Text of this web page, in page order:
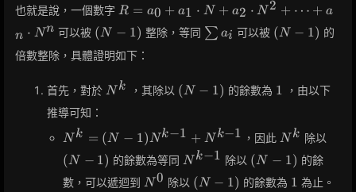
a_2
\cdot
10^2
+
+ a_n
10^n
也就是說，一個數字 R =
a_0 +
a_1
\cdot
a_2
\cdots
+ a_n
\cdot
N^n
R = a0 + a1 ⋅ N + a2 ⋅ N 2 + ⋯ + a
n ⋅ Nn 可以被 (N-
(N − 1) 整除，等同 \sum
a_i
∑ ai 可以被 (N-
(N − 1) 的
倍數整除，具體證明如下：
首先，對於 N^k
N k ，其除以 (N-
1)
(N − 1) 的餘數為 11 ，由以下
推導可知：
N^k
= (N-
1)
N^{k-
N k = (N − 1)Nk−1 + N k−1 ，因此 N^k
N k 除以
(N − 1) 的餘數為等同 N^{k-
1}
N k−1 除以 (N-
1)
(N − 1) 的餘
數，可以遞迴到 N^0
N0 除以 (N-
(N − 1) 的餘數為 1
1 為止。